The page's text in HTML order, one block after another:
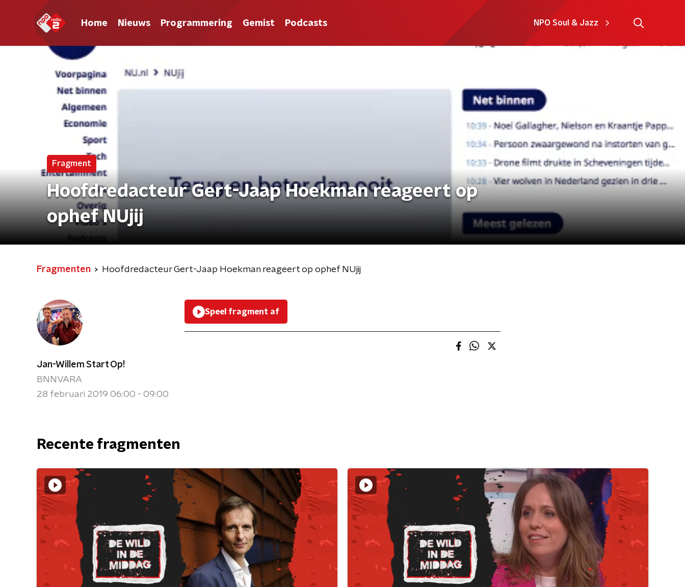
Home Nieuws Programmering Gemist Podcasts NPO Soul & Jazz
Fragment
Hoofdredacteur Gert-Jaap Hoekman reageert op
ophef NUjij
Fragmenten Hoofdredacteur Gert-Jaap Hoekman reageert op ophef NUjij
Jan-Willem Start Op!
BNNVARA
28 februari 2019 06:00 - 09:00
Speel fragment af
Recente fragmenten